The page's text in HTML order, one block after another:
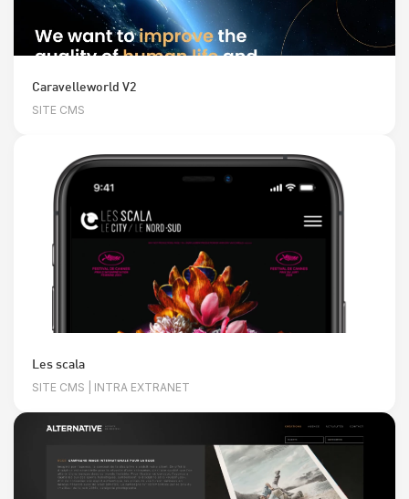
Caravelleworld V2
SITE CMS
Les scala
SITE CMS | INTRA EXTRANET